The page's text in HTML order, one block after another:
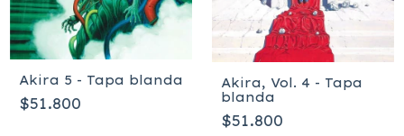
Akira 5 - Tapa blanda
$51.800
Akira, Vol. 4 - Tapa
blanda
$51.800